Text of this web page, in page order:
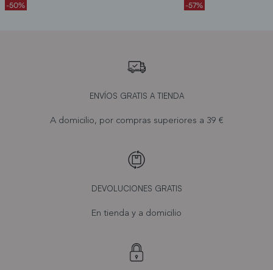
-50% -57%
ENVÍOS GRATIS A TIENDA
A domicilio, por compras superiores a 39 €
DEVOLUCIONES GRATIS
En tienda y a domicilio